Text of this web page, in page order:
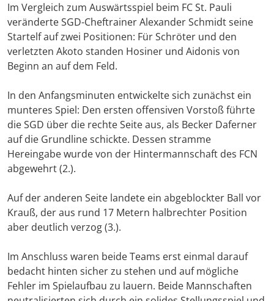
Im Vergleich zum Auswärtsspiel beim FC St. Pauli
veränderte SGD-Cheftrainer Alexander Schmidt seine
Startelf auf zwei Positionen: Für Schröter und den
verletzten Akoto standen Hosiner und Aidonis von
Beginn an auf dem Feld.
In den Anfangsminuten entwickelte sich zunächst ein
munteres Spiel: Den ersten offensiven Vorstoß führte
die SGD über die rechte Seite aus, als Becker Daferner
auf die Grundline schickte. Dessen stramme
Hereingabe wurde von der Hintermannschaft des FCN
abgewehrt (2.).
Auf der anderen Seite landete ein abgeblockter Ball vor
Krauß, der aus rund 17 Metern halbrechter Position
aber deutlich verzog (3.).
Im Anschluss waren beide Teams erst einmal darauf
bedacht hinten sicher zu stehen und auf mögliche
Fehler im Spielaufbau zu lauern. Beide Mannschaften